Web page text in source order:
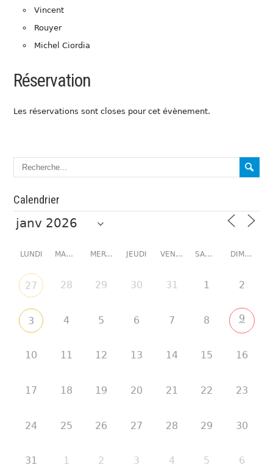
Vincent
Rouyer
Michel Ciordia
Réservation
Les réservations sont closes pour cet évènement.
Calendrier
LUNDI MARDI MERCREDI JEUDI VENDREDI SAMEDI DIMANCHE
27 28 29 30 31 1 2
3 4 5 6 7 8 9
10 11 12 13 14 15 16
17 18 19 20 21 22 23
24 25 26 27 28 29 30
31 1 2 3 4 5 6